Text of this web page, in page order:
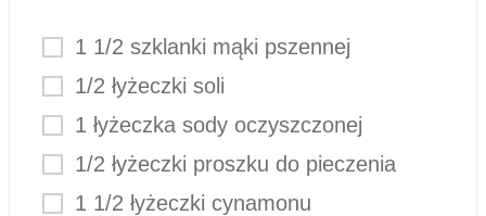
1 1/2 szklanki mąki pszennej
1/2 łyżeczki soli
1 łyżeczka sody oczyszczonej
1/2 łyżeczki proszku do pieczenia
1 1/2 łyżeczki cynamonu